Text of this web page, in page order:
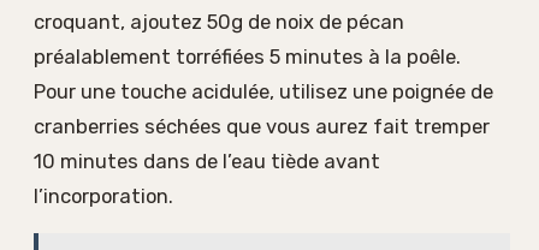
croquant, ajoutez 50g de noix de pécan
préalablement torréfiées 5 minutes à la poêle.
Pour une touche acidulée, utilisez une poignée de
cranberries séchées que vous aurez fait tremper
10 minutes dans de l’eau tiède avant
l’incorporation.